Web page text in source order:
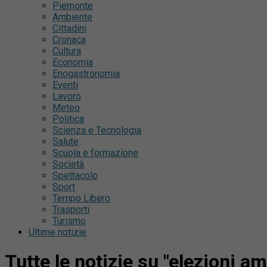
Piemonte
Ambiente
Cittadini
Cronaca
Cultura
Economia
Enogastronomia
Eventi
Lavoro
Meteo
Politica
Scienza e Tecnologia
Salute
Scuola e formazione
Società
Spettacolo
Sport
Tempo Libero
Trasporti
Turismo
Ultime notizie
Tutte le notizie su "elezioni